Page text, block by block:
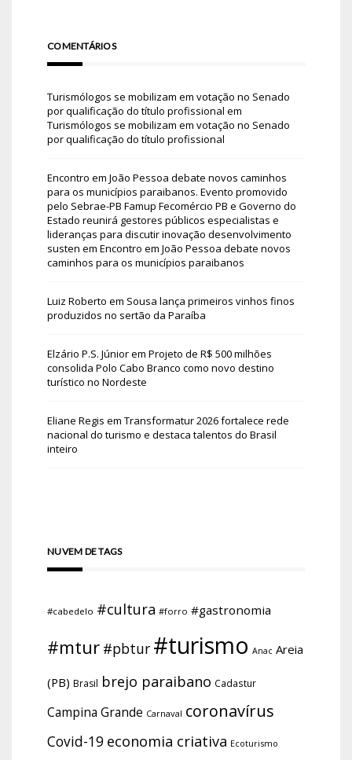
COMENTÁRIOS
Turismólogos se mobilizam em votação no Senado
por qualificação do título profissional em
Turismólogos se mobilizam em votação no Senado
por qualificação do título profissional
Encontro em João Pessoa debate novos caminhos
para os municípios paraibanos. Evento promovido
pelo Sebrae-PB Famup Fecomércio PB e Governo do
Estado reunirá gestores públicos especialistas e
lideranças para discutir inovação desenvolvimento
susten em Encontro em João Pessoa debate novos
caminhos para os municípios paraibanos
Luiz Roberto em Sousa lança primeiros vinhos finos
produzidos no sertão da Paraíba
Elzário P.S. Júniorem Projeto de R$ 500 milhões
consolida Polo Cabo Branco como novo destino
turístico no Nordeste
Eliane Regis em Transformatur 2026 fortalece rede
nacional do turismo e destaca talentos do Brasil
inteiro
NUVEM DE TAGS
#cabedelo #cultura #forro #gastronomia
#mtur #pbtur #turismo Anac Areia
(PB) Brasil brejo paraibano Cadastur
Campina Grande Carnaval coronavírus
Covid-19 economia criativa Ecoturismo